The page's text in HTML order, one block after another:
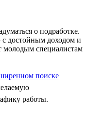
о подработке.
достойным доходом и
молодым специалистам
поиске
работы.